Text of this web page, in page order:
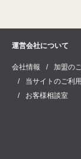
運営会社について
会社情報 加盟の
当サイトのご利
お客様相談室